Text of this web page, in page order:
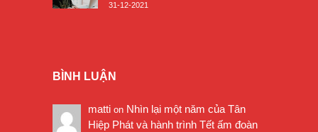
31-12-2021
BÌNH LUẬN
matti on Nhìn lại một năm của Tân
Hiệp Phát và hành trình Tết ấm đoàn